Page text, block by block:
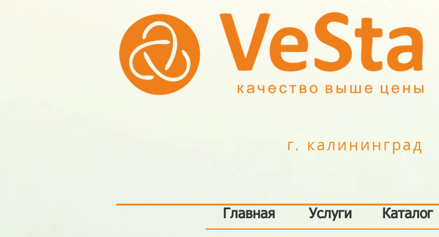
г. калининград
Каталог
Главная Услуги